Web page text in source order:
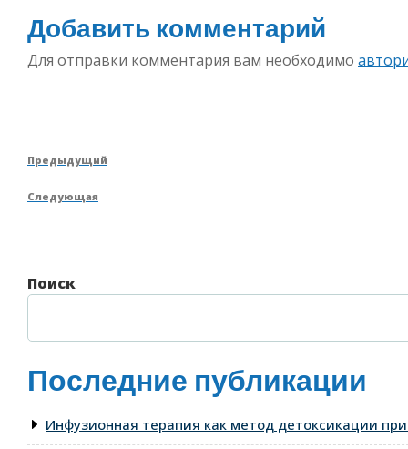
Добавить комментарий
Для отправки комментария вам необходимо
Навигация
по
записям
Предыдущая
Предыдущий
Следующая
Следующая
Поиск
Последние публикации
Инфузионная терапия как метод детоксикации